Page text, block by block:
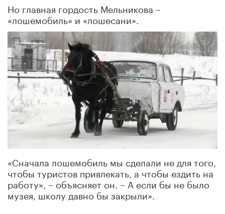
Но главная гордость Мельникова –
«лошемобиль» и «лошесани».
«Сначала лошемобиль мы сделали не для того,
чтобы туристов привлекать, а чтобы ездить на
работу», – объясняет он. – А если бы не было
музея, школу давно бы закрыли».